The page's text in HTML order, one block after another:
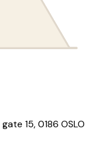
15, 0186 OSLO